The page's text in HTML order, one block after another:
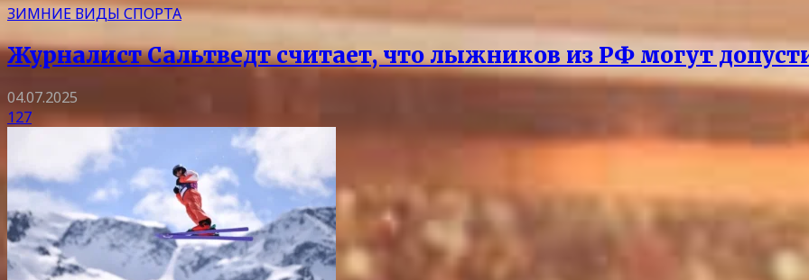
ЗИМНИЕ ВИДЫ СПОРТА
Журналист Сальтведт считает, что лыжников из РФ могут
04.07.2025
127